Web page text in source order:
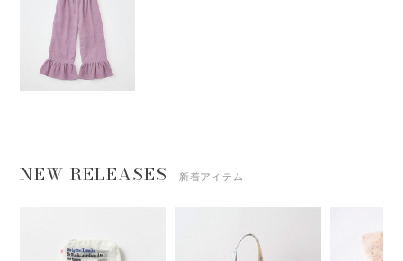
NEW RELEASES 新着アイテム